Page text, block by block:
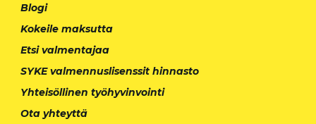
Blogi
Kokeile maksutta
Etsi valmentajaa
SYKE valmennuslisenssit hinnasto
Yhteisöllinen työhyvinvointi
Ota yhteyttä